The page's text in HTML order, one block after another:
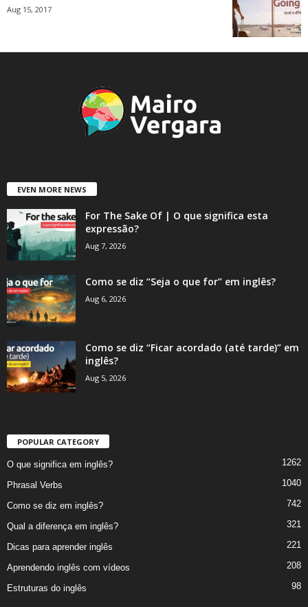
Aug 15, 2017
EVEN MORE NEWS
For The Sake Of | O que significa esta
expressão?
Aug 7, 2026
Como se diz “Seja o que for” em inglês?
Aug 6, 2026
Como se diz “Ficar acordado (até tarde)” em
inglês?
Aug 5, 2026
POPULAR CATEGORY
O que significa em inglês? 1262
Phrasal Verbs 1040
Como se diz em inglês? 742
Qual a diferença em inglês? 321
Dicas para aprender inglês 221
Aprendendo inglês com vídeos 208
Estruturas do inglês 98